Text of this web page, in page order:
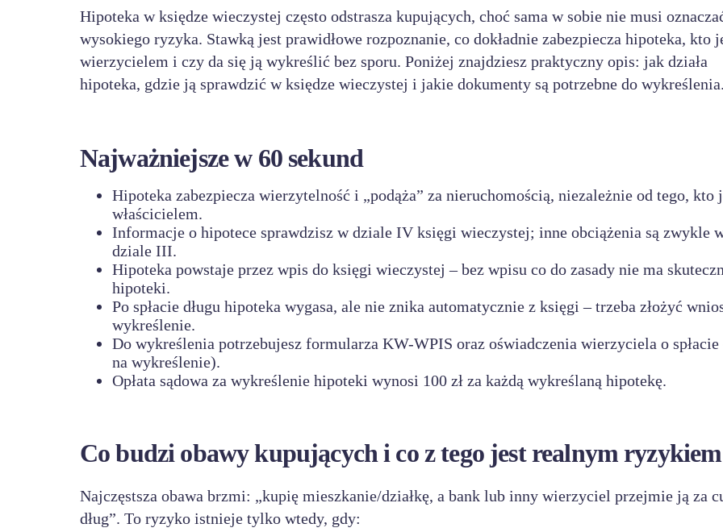
Hipoteka w księdze wieczystej często odstrasza kupujących, choć sama w sobie nie musi
wysokiego ryzyka. Stawką jest prawidłowe rozpoznanie, co dokładnie zabezpiecza hipoteka, kto
wierzycielem i czy da się ją wykreślić bez sporu. Poniżej znajdziesz praktyczny opis: jak działa
hipoteka, gdzie ją sprawdzić w księdze wieczystej i jakie dokumenty są potrzebne do wykreślenia.
Najważniejsze w 60 sekund
Hipoteka zabezpiecza wierzytelność i „podąża” za nieruchomością, niezależnie od tego, kto
właścicielem.
Informacje o hipotece sprawdzisz w dziale IV księgi wieczystej; inne obciążenia są zwykle
dziale III.
Hipoteka powstaje przez wpis do księgi wieczystej – bez wpisu co do zasady nie ma
hipoteki.
Po spłacie długu hipoteka wygasa, ale nie znika automatycznie z księgi – trzeba złożyć
wykreślenie.
Do wykreślenia potrzebujesz formularza KW-WPIS oraz oświadczenia wierzyciela o spłacie
na wykreślenie).
Opłata sądowa za wykreślenie hipoteki wynosi 100 zł za każdą wykreślaną hipotekę.
Co budzi obawy kupujących i co z tego jest realnym ryzykiem
Najczęstsza obawa brzmi: „kupię mieszkanie/działkę, a bank lub inny wierzyciel przejmie ją za
dług”. To ryzyko istnieje tylko wtedy, gdy: